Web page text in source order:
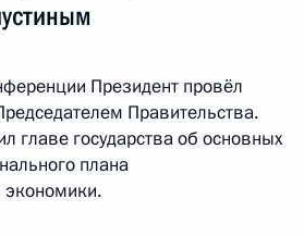
Президент провёл
Правительства.
главе государства об основных
плана
экономики.